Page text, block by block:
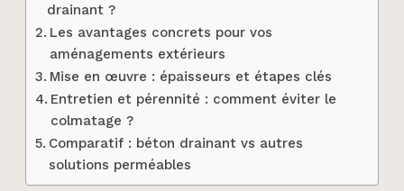
drainant ?
Les avantages concrets pour vos
aménagements extérieurs
Mise en œuvre : épaisseurs et étapes clés
Entretien et pérennité : comment éviter le
colmatage ?
Comparatif : béton drainant vs autres
solutions perméables